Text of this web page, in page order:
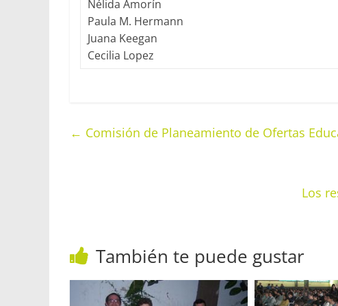
Nélida Amorín
Paula M. Hermann
Juana Keegan
Cecilia Lopez
← Comisión de Planeamiento de Ofertas
Los
También te puede gustar